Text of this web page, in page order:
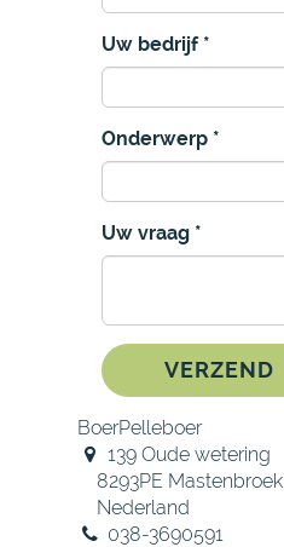
Uw bedrijf
Onderwerp
Uw vraag
VERZEND
BoerPelleboer
139 Oude wetering
8293PE Mastenbroek
Nederland
038-3690591